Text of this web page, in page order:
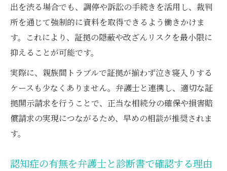
出を渋る場合でも、調停や訴訟の手続きを活用し、裁判
所を通じて強制的に資料を取得できるよう働きかけま
す。これにより、証拠の隠蔽や改ざんリスクを最小限に
抑えることが可能です。
実際に、親族間トラブルで証拠が揃わず泣き寝入りする
ケースも少なくありません。弁護士と連携し、適切な証
拠開示請求を行うことで、正当な相続分の確保や損害賠
償請求の実現につながるため、早めの相談が推奨されま
す。
認知症の有無を弁護士と診断書で確認する理由